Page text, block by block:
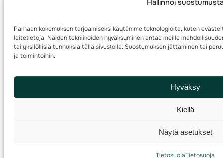
Hallinnoi suostumusta
Parhaan kokemuksen tarjoamiseksi käytämme teknologioita, kuten
laitetietoja. Näiden tekniikoiden hyväksyminen antaa meille
tai yksilöllisiä tunnuksia tällä sivustolla. Suostumuksen jättäminen tai
ja toimintoihin.
Hyväksy
Kiellä
Näytä asetukset
TietosuojaTietosuoja